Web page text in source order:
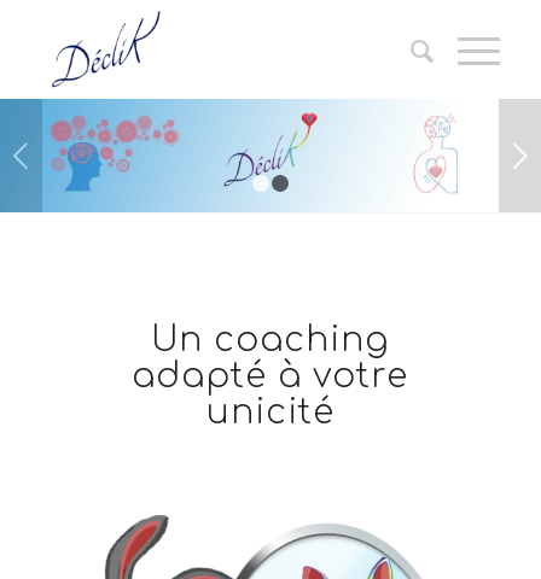
Suivant
Un coaching
adapté à votre
unicité